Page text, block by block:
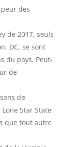
des
de 2017, seuls
DC, se sont
du pays. Peut-
de
de
Star State
que tout autre